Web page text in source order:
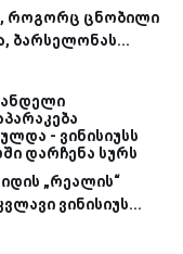
როგორც ცნობილი
ბარსელონას...
- ვინისიუსს
დარჩენა სურს
„რეალის“
ვინისიუს...